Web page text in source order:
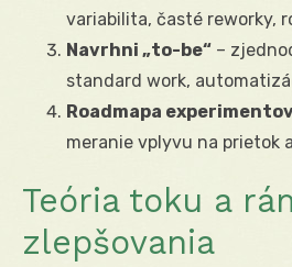
variabilita, časté reworky,
Navrhni „to-be“ –
standard work,
Roadmapa experimentov
meranie vplyvu na prietok
Teória toku a
zlepšovania